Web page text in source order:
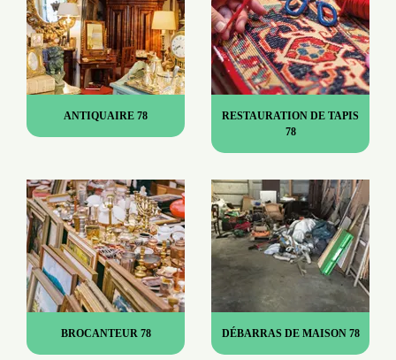
ANTIQUAIRE 78
RESTAURATION DE TAPIS
78
BROCANTEUR 78 DÉBARRAS DE MAISON 78